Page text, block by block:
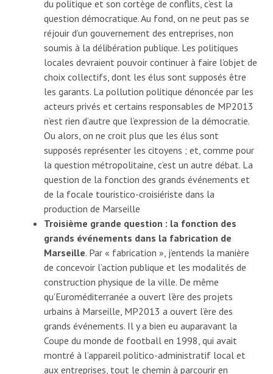
du politique et son cortège de conflits, c’est la
question démocratique. Au fond, on ne peut pas se
réjouir d’un gouvernement des entreprises, non
soumis à la délibération publique. Les politiques
locales devraient pouvoir continuer à faire l’objet de
choix collectifs, dont les élus sont supposés être
les garants. La pollution politique dénoncée par les
acteurs privés et certains responsables de MP2013
n’est rien d’autre que l’expression de la démocratie.
Ou alors, on ne croit plus que les élus sont
supposés représenter les citoyens ; et, comme pour
la question métropolitaine, c’est un autre débat. La
question de la fonction des grands événements et
de la focale touristico-croisiériste dans la
production de Marseille
Troisième grande question : la fonction des
grands événements dans la fabrication de
Marseille. Par « fabrication », j’entends la manière
de concevoir l’action publique et les modalités de
construction physique de la ville. De même
qu’Euroméditerranée a ouvert l’ère des projets
urbains à Marseille, MP2013 a ouvert l’ère des
grands événements. Il y a bien eu auparavant la
Coupe du monde de football en 1998, qui avait
montré à l’appareil politico-administratif local et
aux entreprises, tout le chemin à parcourir en